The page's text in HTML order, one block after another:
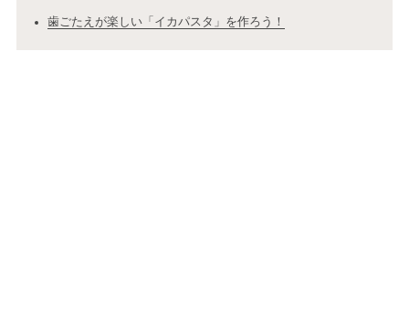
歯ごたえが楽しい「イカパスタ」を作ろう！